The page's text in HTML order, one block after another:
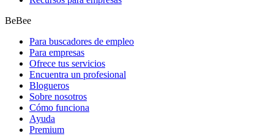
BeBee
Para buscadores de empleo
Para empresas
Ofrece tus servicios
Encuentra un profesional
Blogueros
Sobre nosotros
Cómo funciona
Ayuda
Premium